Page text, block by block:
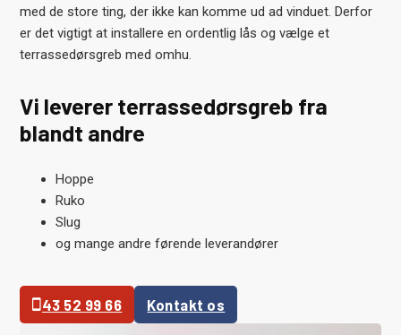
med de store ting, der ikke kan komme ud ad vinduet. Derfor
er det vigtigt at installere en ordentlig lås og vælge et
terrassedørsgreb med omhu.
Vi leverer terrassedørsgreb fra
blandt andre
Hoppe
Ruko
Slug
og mange andre førende leverandører
43 52 99 66 Kontakt os